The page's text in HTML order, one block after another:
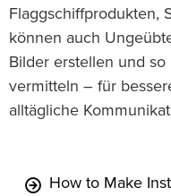
Flaggschiffprodukten,
können auch
Bilder erstellen und
vermitteln – für
alltägliche
How to Make